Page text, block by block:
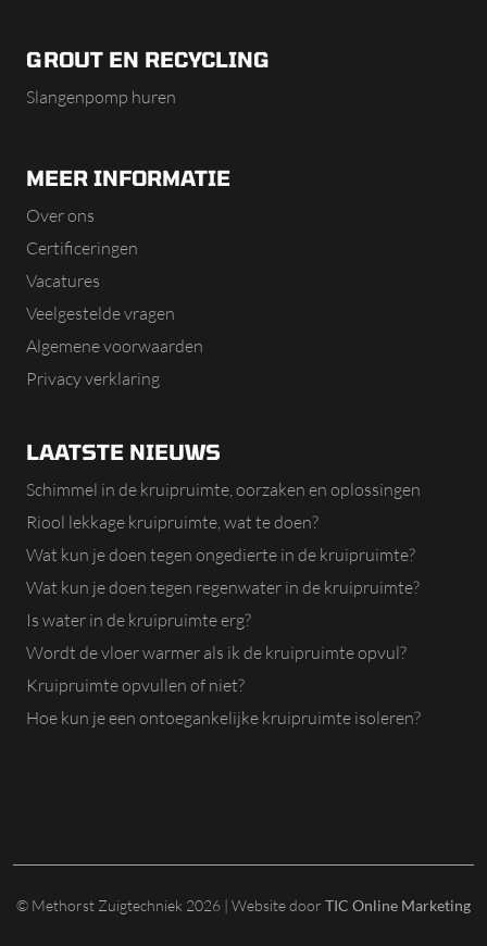
GROUT EN RECYCLING
Slangenpomp huren
MEER INFORMATIE
Over ons
Certificeringen
Vacatures
Veelgestelde vragen
Algemene voorwaarden
Privacy verklaring
LAATSTE NIEUWS
Schimmel in de kruipruimte, oorzaken en oplossingen
Riool lekkage kruipruimte, wat te doen?
Wat kun je doen tegen ongedierte in de kruipruimte?
Wat kun je doen tegen regenwater in de kruipruimte?
Is water in de kruipruimte erg?
Wordt de vloer warmer als ik de kruipruimte opvul?
Kruipruimte opvullen of niet?
Hoe kun je een ontoegankelijke kruipruimte isoleren?
© Methorst Zuigtechniek 2026 | Website door TIC Online Marketing